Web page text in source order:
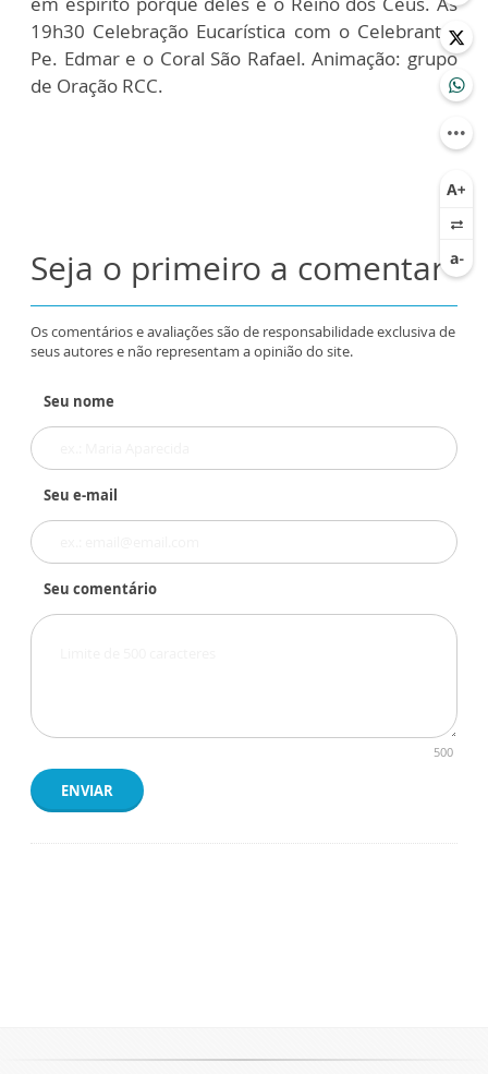
19h30 Celebração Eucarística com o Celebrante:
Pe. Edmar e o Coral São Rafael. Animação: grupo
de Oração RCC.
Seja o primeiro a comentar
Os comentários e avaliações são de responsabilidade exclusiva de
seus autores e não representam a opinião do site.
Seu nome
Seu e-mail
Seu comentário
500
ENVIAR